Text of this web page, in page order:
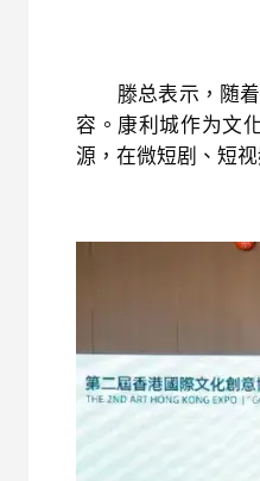
滕总表示，随着
容。康利城作为文
源，在微短剧、短